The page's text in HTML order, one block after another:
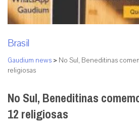
Brasil
Gaudium news > No Sul, Beneditinas
religiosas
No Sul, Beneditinas
12 religiosas